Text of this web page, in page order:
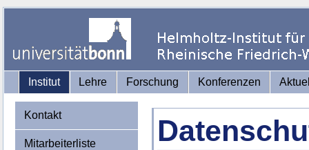
Institut Lehre Forschung Konferenzen
Kontakt
Mitarbeiterliste